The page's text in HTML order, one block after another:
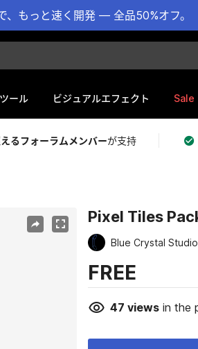
、もっと速く開発 — 全品50%オフ。
ツール ビジュアルエフェクト Sale
るフォーラムメンバーが支持
Pixel Tiles
Blue Crystal Studio
FREE
47 viewsin the